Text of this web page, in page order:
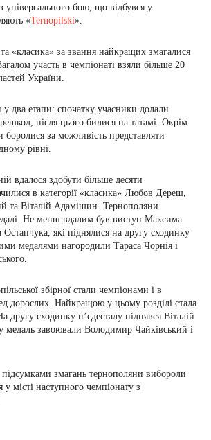
універсального бою, що відбувся у
«Ternopilski».
«класика» за звання найкращих змагалися
участь в чемпіонаті взяли більше 20
України.
два етапи: спочатку учасники долали
після цього билися на татамі. Окрім
за можливість представляти
рівні.
вдалося здобути більше десяти
в категорії «класика» Любов Дереш,
та Віталій Адамішин. Тернополяни
Не менш вдалим був виступ Максима
які піднялися на другу сходинку
медалями нагородили Тараса Чорнія і
збірної стали чемпіонами і в
дорослих. Найкращою у цьому розділі стала
сходинку п’єдесталу піднявся Віталій
завоювали Володимир Чайківський і
змагань тернополяни вибороли
місті наступного чемпіонату з